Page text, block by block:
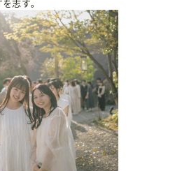
志す。